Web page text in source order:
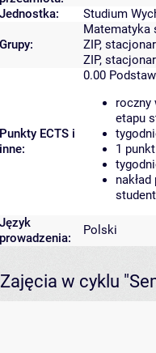
Jednostka:
Studium
Grupy:
Matematyka
ZIP,
ZIP,
Punkty ECTS i
inne:
0.00
roczny
etapu
1
Język
prowadzenia:
Polski
Zajęcia w cyklu